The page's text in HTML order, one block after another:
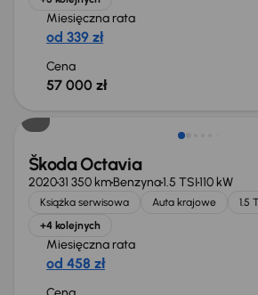
Miesięczna rata
od 339 zł
Cena
57 000 zł
Škoda Octavia
202031 350 kmBenzyna1.5 TSI110 kW
Książka serwisowa Auta krajowe 1.5
+4 kolejnych
Miesięczna rata
od 458 zł